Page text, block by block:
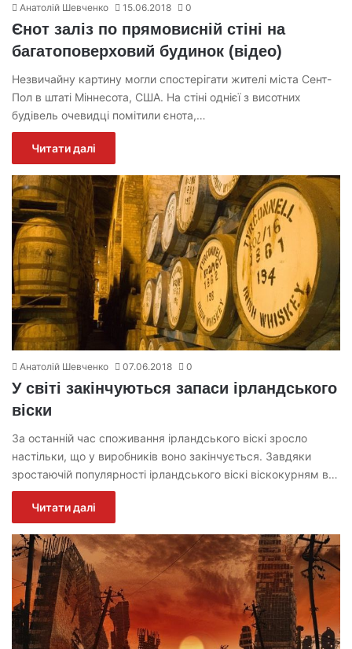
Анатолій Шевченко 15.06.2018 0
Єнот заліз по прямовисній стіні на
багатоповерховий будинок (відео)
Незвичайну картину могли спостерігати жителі міста Сент-
Пол в штаті Міннесота, США. На стіні однієї з висотних
будівель очевидці помітили єнота,…
Читати далі
Анатолій Шевченко 07.06.2018 0
У світі закінчуються запаси ірландського
віски
За останній час споживання ірландського віскі зросло
настільки, що у виробників воно закінчується. Завдяки
зростаючій популярності ірландського віскі віскокурням в…
Читати далі